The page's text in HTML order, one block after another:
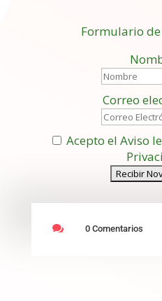
Formulario
Correo
Acepto el Aviso
 0 Comentarios